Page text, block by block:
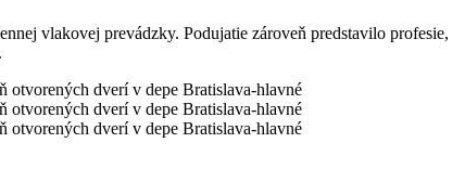
vlakovej prevádzky. Podujatie zároveň predstavilo profesie,